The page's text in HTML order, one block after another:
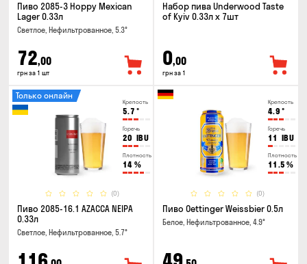
Пиво 2085-3 Hoppy Mexican
Lager 0.33л
Светлое, Нефильтрованное, 5.3°
72,00
грн за 1 шт
Набор пива Underwood Taste
of Kyiv 0.33л x 7шт
0,00
грн за 1
Крепость
5.7 °
Горечь
20 IBU
Плотность
14 %
(0)
Только онлайн
Пиво 2085-16.1 AZACCA NEIPA
0.33л
Светлое, Нефильтрованное, 5.7°
Крепость
4.9 °
Горечь
11 IBU
Плотность
11.5 %
(0)
Пиво Oettinger Weissbier 0.5л
Белое, Нефильтрованное, 4.9°